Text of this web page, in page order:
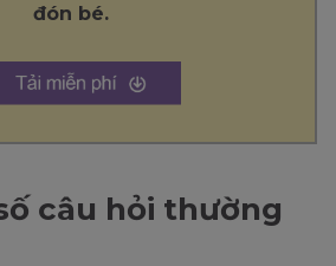
đón bé.
câu hỏi thường